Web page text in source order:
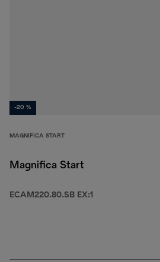
-20 %
MAGNIFICA START
Magnifica Start
ECAM220.80.SB EX:1